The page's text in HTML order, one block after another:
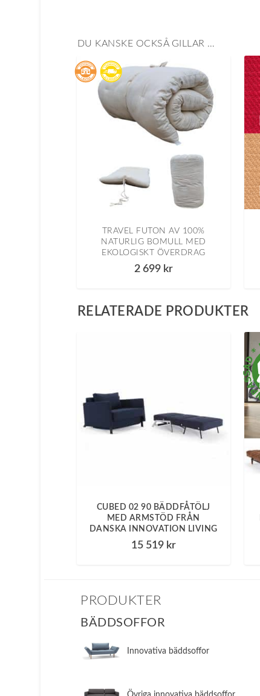
DU KANSKE OCKSÅ GILLAR …
TRAVEL FUTON AV 100%
NATURLIG BOMULL MED
EKOLOGISKT ÖVERDRAG
2 699 kr
RELATERADE PRODUKTER
CUBED 02 90 BÄDDFÅTÖLJ
MED ARMSTÖD FRÅN
DANSKA INNOVATION LIVING
15 519 kr
PRODUKTER
BÄDDSOFFOR
Innovativa bäddsoffor